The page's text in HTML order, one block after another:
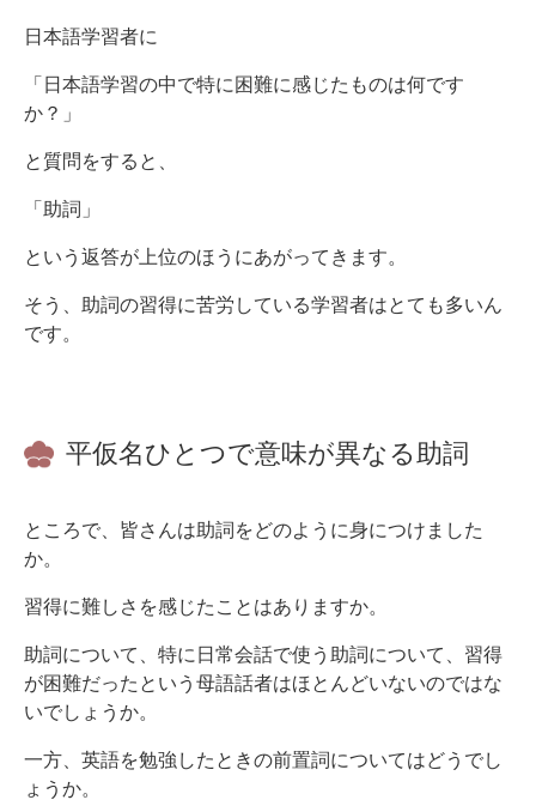
日本語学習者に
「日本語学習の中で特に困難に感じたものは何です
か？」
と質問をすると、
「助詞」
という返答が上位のほうにあがってきます。
そう、助詞の習得に苦労している学習者はとても多いん
です。
平仮名ひとつで意味が異なる助詞
ところで、皆さんは助詞をどのように身につけました
か。
習得に難しさを感じたことはありますか。
助詞について、特に日常会話で使う助詞について、習得
が困難だったという母語話者はほとんどいないのではな
いでしょうか。
一方、英語を勉強したときの前置詞についてはどうでし
ょうか。